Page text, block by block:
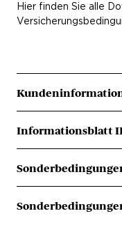
Hier finden Sie alle
Informationsblatt